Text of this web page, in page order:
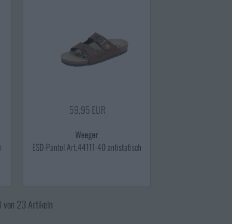
59,95 EUR
Weeger
ESD-Pantol Art.44111-40 antistatisch
von 23 Artikeln